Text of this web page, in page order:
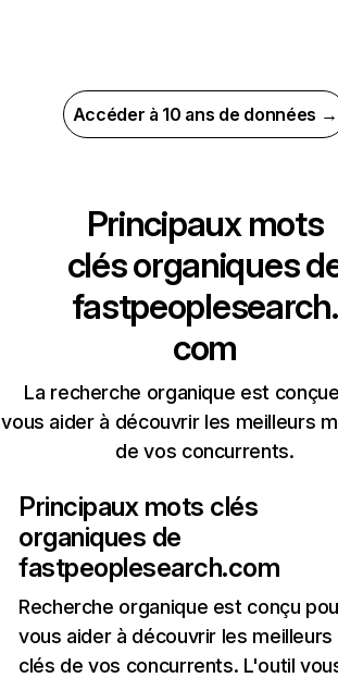
Accéder à 10 ans de données →
Principaux mots
clés organiques
fastpeoplesearch.
com
La recherche organique est
vous aider à découvrir les meilleurs
de vos concurrents.
Principaux mots clés
organiques de
fastpeoplesearch.com
Recherche organique est conçu
vous aider à découvrir les
clés de vos concurrents. L'outil